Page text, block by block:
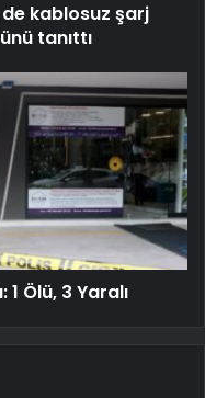
kablosuz şarj
tanıttı
Ölü, 3 Yaralı